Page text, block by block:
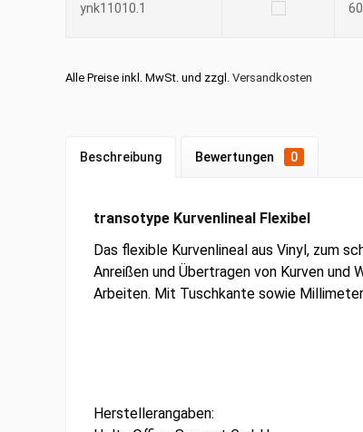
ynk11010.1
Alle Preise inkl. MwSt. und zzgl. Versandkosten
Beschreibung Bewertungen 0
transotype Kurvenlineal Flexibel
Das flexible Kurvenlineal aus Vinyl, zum
Anreißen und Übertragen von Kurven
Arbeiten. Mit Tuschkante sowie
Herstellerangaben: